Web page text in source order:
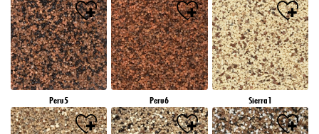
Peru5 Peru6 Sierra1